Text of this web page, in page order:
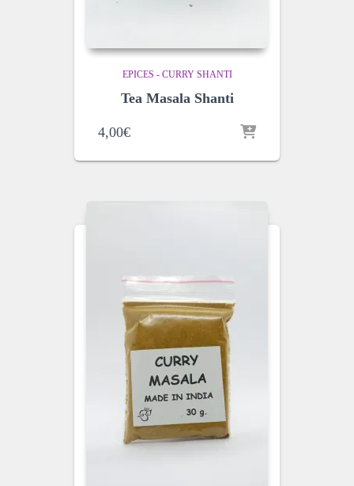
EPICES - CURRY SHANTI
Tea Masala Shanti
4,00€